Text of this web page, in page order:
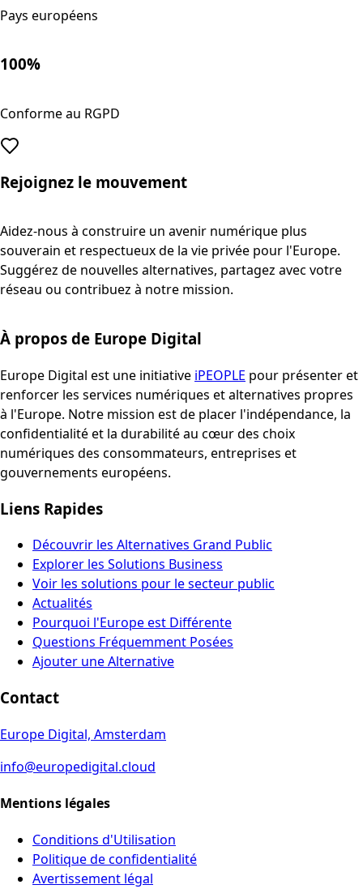
Pays européens
100%
Conforme au RGPD
Rejoignez le mouvement
Aidez-nous à construire un avenir numérique plus
souverain et respectueux de la vie privée pour l'Europe.
Suggérez de nouvelles alternatives, partagez avec votre
réseau ou contribuez à notre mission.
À propos de Europe Digital
Europe Digital est une initiative iPEOPLE pour présenter et
renforcer les services numériques et alternatives propres
à l'Europe. Notre mission est de placer l'indépendance, la
confidentialité et la durabilité au cœur des choix
numériques des consommateurs, entreprises et
gouvernements européens.
Liens Rapides
Découvrir les Alternatives Grand Public
Explorer les Solutions Business
Voir les solutions pour le secteur public
Actualités
Pourquoi l'Europe est Différente
Questions Fréquemment Posées
Ajouter une Alternative
Contact
Europe Digital, Amsterdam
info@europedigital.cloud
Mentions légales
Conditions d'Utilisation
Politique de confidentialité
Avertissement légal